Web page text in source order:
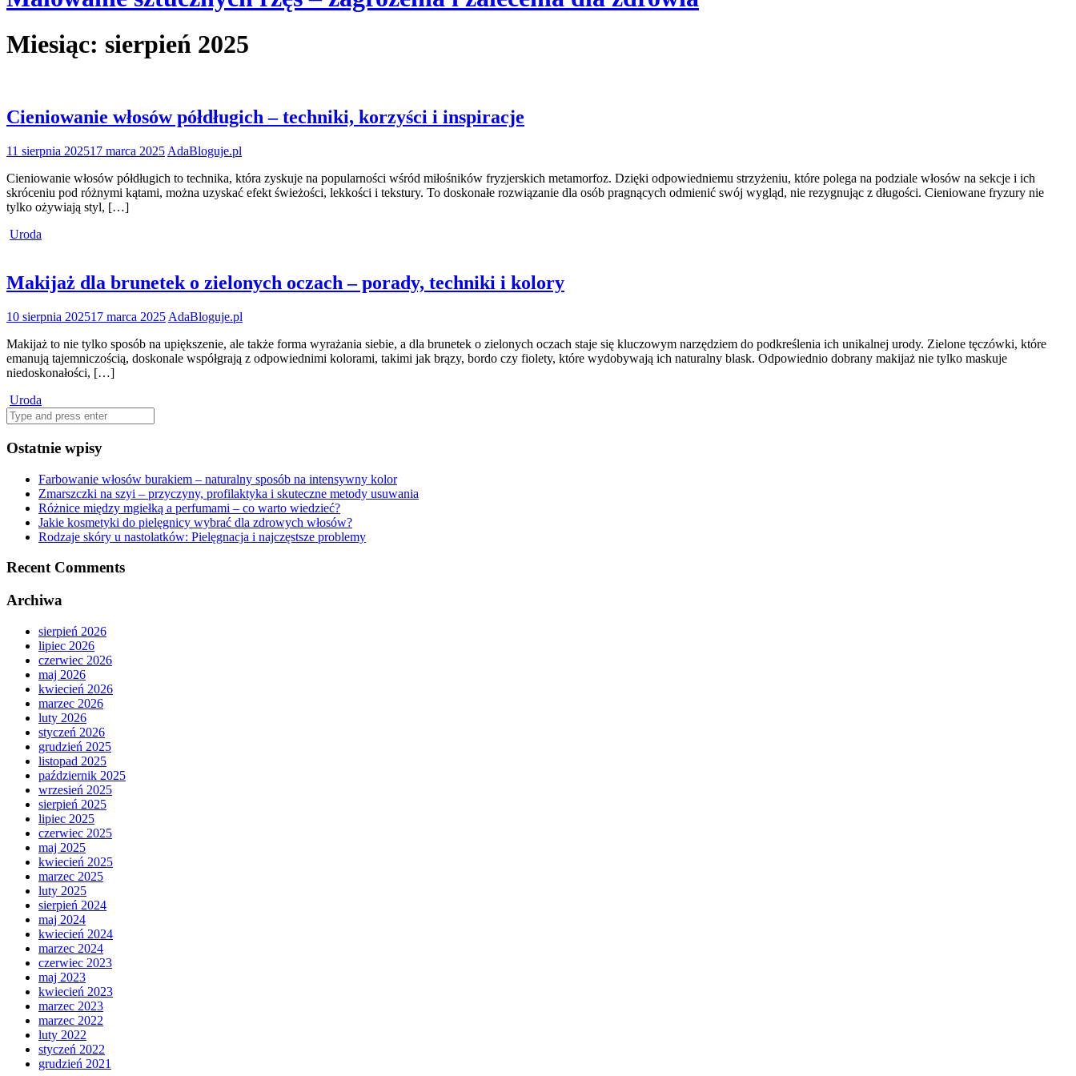
Miesiąc: sierpień 2025
Cieniowanie włosów półdługich – techniki, korzyści i inspiracje
11 sierpnia 202517 marca 2025 AdaBloguje.pl
Cieniowanie włosów półdługich to technika, która zyskuje na popularności wśród miłośników fryzjerskich metamorfoz. Dzięki odpowiedniemu strzyżeniu, które polega na podziale włosów na sekcje i ich
skróceniu pod różnymi kątami, można uzyskać efekt świeżości, lekkości i tekstury. To doskonałe rozwiązanie dla osób pragnących odmienić swój wygląd, nie rezygnując z długości. Cieniowane fryzury nie
tylko ożywiają styl, […]
Uroda
Makijaż dla brunetek o zielonych oczach – porady, techniki i kolory
10 sierpnia 202517 marca 2025 AdaBloguje.pl
Makijaż to nie tylko sposób na upiększenie, ale także forma wyrażania siebie, a dla brunetek o zielonych oczach staje się kluczowym narzędziem do podkreślenia ich unikalnej urody. Zielone tęczówki, które
emanują tajemniczością, doskonale współgrają z odpowiednimi kolorami, takimi jak brązy, bordo czy fiolety, które wydobywają ich naturalny blask. Odpowiednio dobrany makijaż nie tylko maskuje
niedoskonałości, […]
Uroda
Search
for:
Ostatnie wpisy
Farbowanie włosów burakiem – naturalny sposób na intensywny kolor
Zmarszczki na szyi – przyczyny, profilaktyka i skuteczne metody usuwania
Różnice między mgiełką a perfumami – co warto wiedzieć?
Jakie kosmetyki do pielęgnicy wybrać dla zdrowych włosów?
Rodzaje skóry u nastolatków: Pielęgnacja i najczęstsze problemy
Recent Comments
Archiwa
sierpień 2026
lipiec 2026
czerwiec 2026
maj 2026
kwiecień 2026
marzec 2026
luty 2026
styczeń 2026
grudzień 2025
listopad 2025
październik 2025
wrzesień 2025
sierpień 2025
lipiec 2025
czerwiec 2025
maj 2025
kwiecień 2025
marzec 2025
luty 2025
sierpień 2024
maj 2024
kwiecień 2024
marzec 2024
czerwiec 2023
maj 2023
kwiecień 2023
marzec 2023
marzec 2022
luty 2022
styczeń 2022
grudzień 2021